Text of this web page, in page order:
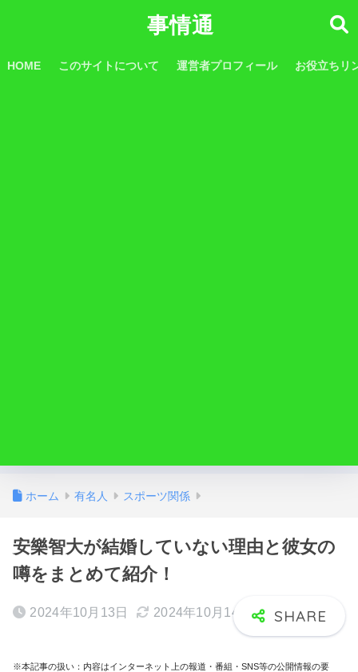
事情通
HOME このサイトについて 運営者プロフィール お役立ちリ
ホーム 有名人 スポーツ関係
安樂智大が結婚していない理由と彼女の
噂をまとめて紹介！
2024年10月13日 2024年10月14日
※本記事の扱い：内容はインターネット上の報道・番組・SNS等の公開情報の要